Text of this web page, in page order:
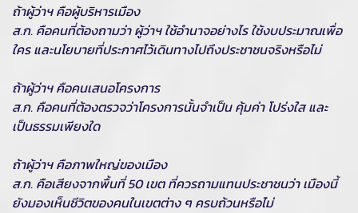
ถ้าผู้ว่าฯ คือผู้บริหารเมือง
ส.ก. คือคนที่ต้องถามว่า ผู้ว่าฯ ใช้อำนาจอย่างไร ใช้งบประมาณเพื่อ
ใคร และนโยบายที่ประกาศไว้เดินทางไปถึงประชาชนจริงหรือไม่
ถ้าผู้ว่าฯ คือคนเสนอโครงการ
ส.ก. คือคนที่ต้องตรวจว่าโครงการนั้นจำเป็น คุ้มค่า โปร่งใส และ
เป็นธรรมเพียงใด
ถ้าผู้ว่าฯ คือภาพใหญ่ของเมือง
ส.ก. คือเสียงจากพื้นที่ 50 เขต ที่ควรถามแทนประชาชนว่า เมืองนี้
ยังมองเห็นชีวิตของคนในเขตต่าง ๆ ครบถ้วนหรือไม่